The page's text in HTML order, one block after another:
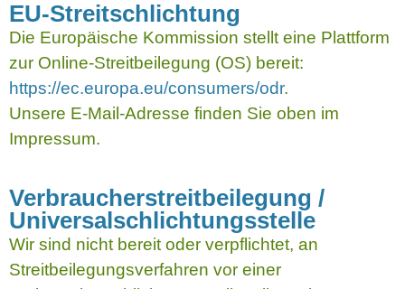
EU-Streitschlichtung
Die Europäische Kommission stellt eine Plattform
zur Online-Streitbeilegung (OS) bereit:
https://ec.europa.eu/consumers/odr.
Unsere E-Mail-Adresse finden Sie oben im
Impressum.
Verbraucherstreitbeilegung /
Universalschlichtungsstelle
Wir sind nicht bereit oder verpflichtet, an
Streitbeilegungsverfahren vor einer